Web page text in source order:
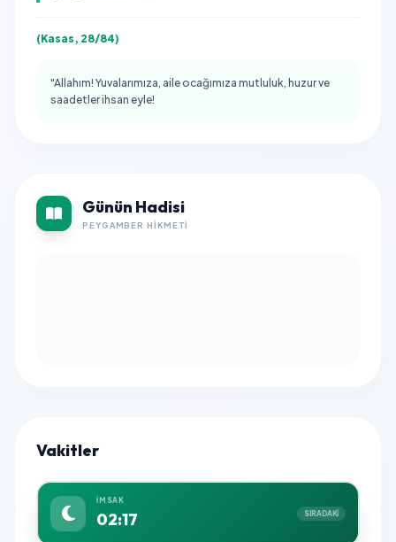
(Kasas, 28/84)
"Allahım! Yuvalarımıza, aile ocağımıza mutluluk, huzur ve
saadetler ihsan eyle!
Günün Hadisi
PEYGAMBER HIKMETI
Vakitler
İMSAK
02:17 SIRADAKİ